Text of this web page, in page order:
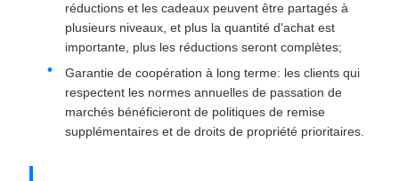
réductions et les cadeaux peuvent être partagés à
plusieurs niveaux, et plus la quantité d'achat est
importante, plus les réductions seront complètes;
Garantie de coopération à long terme: les clients qui
respectent les normes annuelles de passation de
marchés bénéficieront de politiques de remise
supplémentaires et de droits de propriété prioritaires.